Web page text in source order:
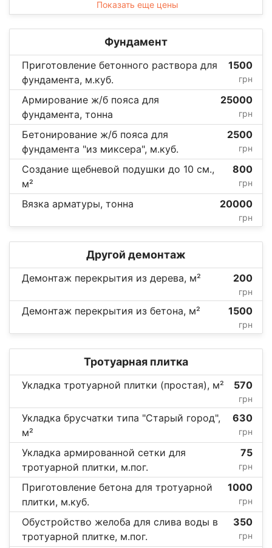
Показать еще цены
Фундамент
Приготовление бетонного раствора для
фундамента, м.куб.
1500
грн
Армирование ж/б пояса для
фундамента, тонна
25000
грн
Бетонирование ж/б пояса для
фундамента "из миксера", м.куб.
2500
грн
Создание щебневой подушки до 10 см.,
м²
800
грн
Вязка арматуры, тонна 20000
грн
Другой демонтаж
Демонтаж перекрытия из дерева, м² 200
грн
Демонтаж перекрытия из бетона, м² 1500
грн
Тротуарная плитка
Укладка тротуарной плитки (простая), м² 570
грн
Укладка брусчатки типа "Старый город",
м²
630
грн
Укладка армированной сетки для
тротуарной плитки, м.пог.
75
грн
Приготовление бетона для тротуарной
плитки, м.куб.
1000
грн
Обустройство желоба для слива воды в
тротуарной плитке, м.пог.
350
грн